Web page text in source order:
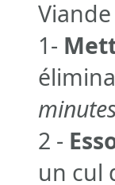
1-
2 -
un cul